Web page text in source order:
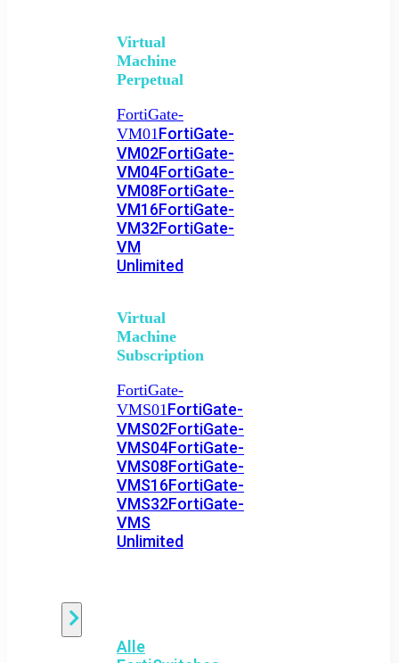
Virtual
Machine
Perpetual
FortiGate-
VM01FortiGate-
VM02FortiGate-
VM04FortiGate-
VM08FortiGate-
VM16FortiGate-
VM32FortiGate-
VM
Unlimited
Virtual
Machine
Subscription
FortiGate-
VMS01FortiGate-
VMS02FortiGate-
VMS04FortiGate-
VMS08FortiGate-
VMS16FortiGate-
VMS32FortiGate-
VMS
Unlimited
Alle